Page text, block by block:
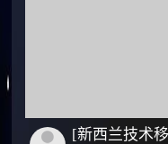
分27/Feb/12
[新西兰技术